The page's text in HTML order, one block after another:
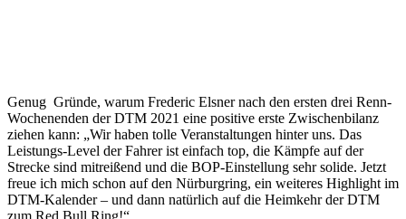
Genug Gründe, warum Frederic Elsner nach den ersten drei Renn-
Wochenenden der DTM 2021 eine positive erste Zwischenbilanz
ziehen kann: „Wir haben tolle Veranstaltungen hinter uns. Das
Leistungs-Level der Fahrer ist einfach top, die Kämpfe auf der
Strecke sind mitreißend und die BOP-Einstellung sehr solide. Jetzt
freue ich mich schon auf den Nürburgring, ein weiteres Highlight im
DTM-Kalender – und dann natürlich auf die Heimkehr der DTM
zum Red Bull Ring!“